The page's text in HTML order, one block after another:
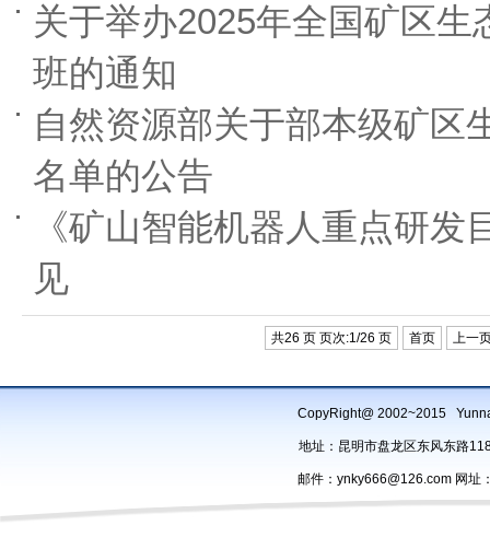
关于举办2025年全国矿区
班的通知
自然资源部关于部本级矿区
名单的公告
《矿山智能机器人重点研
见
共26 页 页次:1/26 页 首页 上一
CopyRight@ 2002~2015
地址：昆明市盘龙区东风东路
邮件：ynky666@126.com 网址